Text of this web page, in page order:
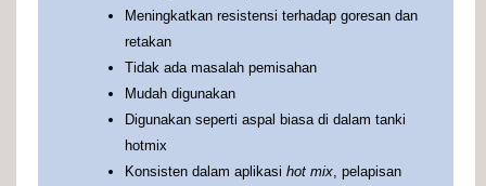
Meningkatkan resistensi terhadap goresan dan
retakan
Tidak ada masalah pemisahan
Mudah digunakan
Digunakan seperti aspal biasa di dalam tanki
hotmix
Konsisten dalam aplikasi hot mix , pelapisan